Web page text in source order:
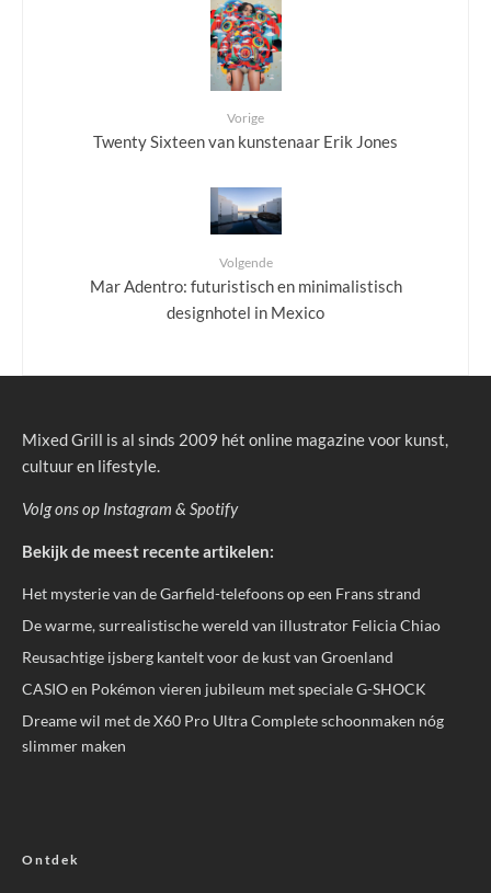
Vorige
Twenty Sixteen van kunstenaar Erik Jones
Volgende
Mar Adentro: futuristisch en minimalistisch
designhotel in Mexico
Mixed Grill is al sinds 2009 hét online magazine voor kunst,
cultuur en lifestyle.
Volg ons op Instagram & Spotify
Bekijk de meest recente artikelen:
Het mysterie van de Garfield-telefoons op een Frans strand
De warme, surrealistische wereld van illustrator Felicia Chiao
Reusachtige ijsberg kantelt voor de kust van Groenland
CASIO en Pokémon vieren jubileum met speciale G-SHOCK
Dreame wil met de X60 Pro Ultra Complete schoonmaken nóg
slimmer maken
Ontdek